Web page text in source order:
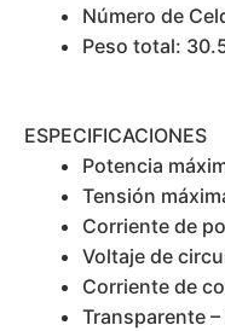
Número de
Peso total:
ESPECIFICACIONES
Potencia
Tensión
Corriente de
Voltaje de
Corriente de
Transparente –